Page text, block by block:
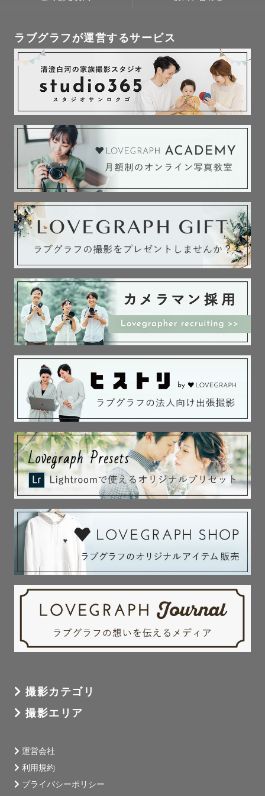
あっという間に過ぎてしまう日々なので、「いま」を残し
ていってほしいです。
にこにこ写真はもちろん、泣いている姿や普段の自然な雰
囲気も大切に撮影します。
記念日だけじゃなくて、日常撮影も大大歓迎です！！
赤ちゃん・お子さまはもちろん、大人になってからもとて
ラブグラフが運営するサービス
撮影カテゴリ
撮影エリア
運営会社
利用規約
プライバシーポリシー